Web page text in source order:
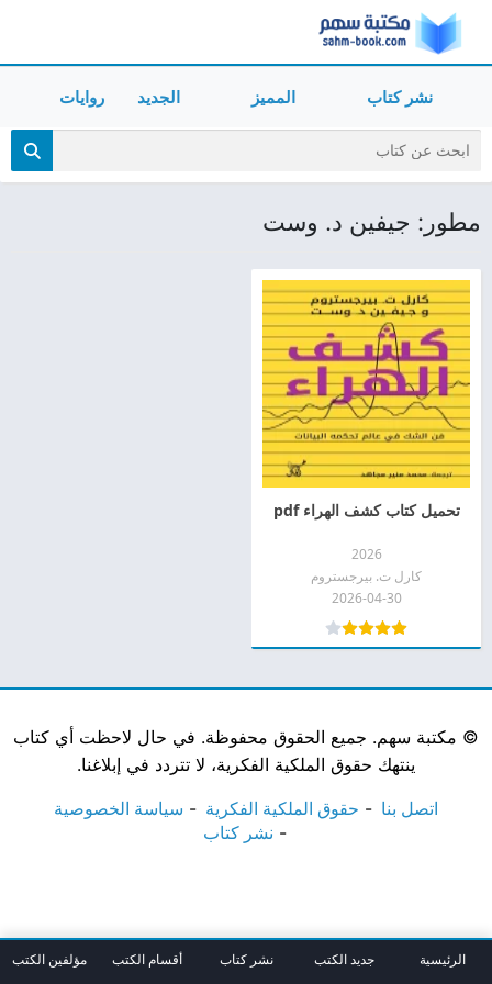
نشر كتاب المميز الجديد روايات
مطور: جيفين د. وست
تحميل كتاب كشف الهراء pdf
2026
كارل ت. بيرجستروم
2026-04-30
© مكتبة سهم. جميع الحقوق محفوظة. في حال لاحظت أي كتاب
ينتهك حقوق الملكية الفكرية، لا تتردد في إبلاغنا.
اتصل بنا حقوق الملكية الفكرية
سياسة الخصوصية
نشر كتاب
الرئيسية جديد الكتب نشر كتاب أقسام الكتب مؤلفين الكتب